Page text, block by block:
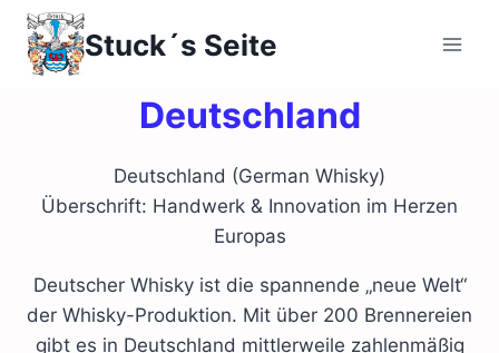
Zum
Inhalt
springen
Stuck´s Seite
Deutschland
Deutschland (German Whisky)
Überschrift: Handwerk & Innovation im Herzen
Europas
Deutscher Whisky ist die spannende „neue Welt“
der Whisky-Produktion. Mit über 200 Brennereien
gibt es in Deutschland mittlerweile zahlenmäßig